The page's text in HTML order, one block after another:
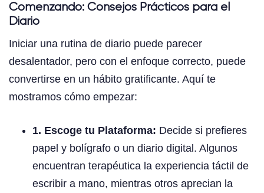
Comenzando: Consejos Prácticos para el
Diario
Iniciar una rutina de diario puede parecer
desalentador, pero con el enfoque correcto, puede
convertirse en un hábito gratificante. Aquí te
mostramos cómo empezar:
1. Escoge tu Plataforma: Decide si prefieres
papel y bolígrafo o un diario digital. Algunos
encuentran terapéutica la experiencia táctil de
escribir a mano, mientras otros aprecian la